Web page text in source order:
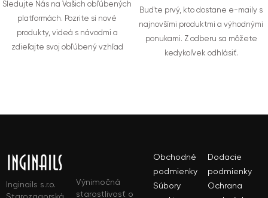
Sledujte Nás na Vašich obľúbených
platformách. Pozrite si nové
produkty, videá s návodmi a
zdieľajte svoj obľúbený vzhľad
Buďte prvý, kto dostane e-maily s
najnovšími produktmi a výhodnými
ponukami. Z odberu sa môžete
kedykoľvek odhlásiť.
Inginails s.r.o.
Výnimočná
starostlivosť o
Obchodné
podmienky
Dodacie
podmienky
Súbory
Ochrana